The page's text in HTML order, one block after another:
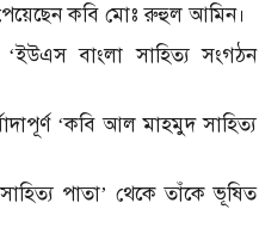
পেয়েছেন কবি মোঃ রুহুল আমিন।
‘ইউএস বাংলা সাহিত্য সংগঠন
‘কবি আল মাহমুদ সাহিত্য
পাতা’ থেকে তাঁকে ভূষিত